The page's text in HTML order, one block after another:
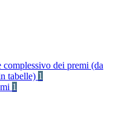
complessivo dei premi (da
tabelle) 1
1